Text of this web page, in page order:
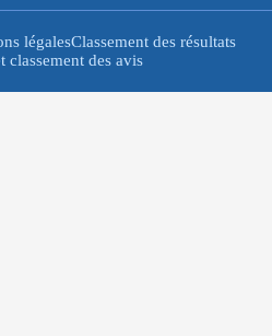
légalesClassement des résultats
classement des avis